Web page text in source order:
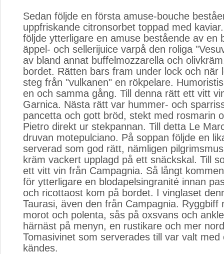
Sedan följde en första amuse-bouche
uppfriskande citronsorbet toppad med
följde ytterligare en amuse bestående av en
äppel- och sellerijuice varpå den roliga
av bland annat buffelmozzarella och
bordet. Rätten bars fram under lock och när
steg från "vulkanen" en rökpelare.
en och samma gång. Till denna rätt ett vitt
Garnica. Nästa rätt var hummer- och
pancetta och gott bröd, stekt med rosmarin
Pietro direkt ur stekpannan. Till detta Le
druvan motepulciano. På soppan följde en
serverad som god rätt, nämligen
kräm vackert upplagd på ett snäckskal. Till
ett vitt vin från Campagnia. Så långt
för ytterligare en blodapelsingranité innan
och ricottaost kom på bordet. I vinglaset
Taurasi, även den från Campagnia. Ryggbiff
morot och polenta, sås på oxsvans och
härnäst på menyn, en rustikare och mer
Tomasivinet som serverades till var valt med
kändes.